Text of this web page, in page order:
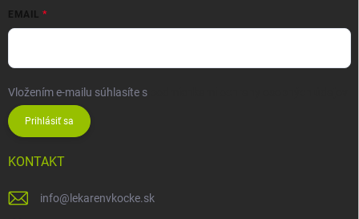
EMAIL
Vložením e-mailu súhlasíte s
Prihlásiť sa
KONTAKT
info@lekarenvkocke.sk